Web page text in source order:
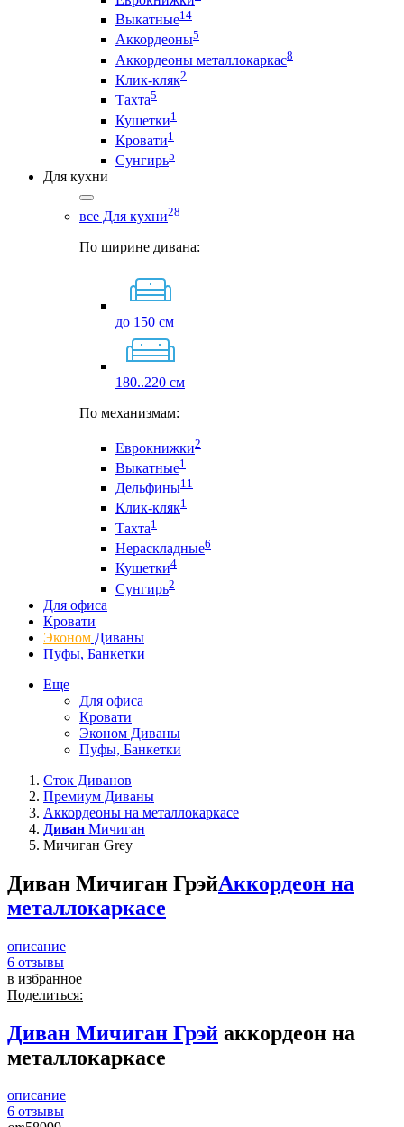
Выкатные14
Аккордеоны5
Аккордеоны металлокаркас8
Клик-кляк2
Тахта5
Кушетки1
Кровати1
Сунгирь5
Для кухни
все Для кухни28
По ширине дивана:
до 150 см
180..220 см
По механизмам:
Еврокнижки2
Выкатные1
Дельфины11
Клик-кляк1
Тахта1
Нераскладные6
Кушетки4
Сунгирь2
Для офиса
Кровати
Эконом Диваны
Пуфы, Банкетки
Еще
Для офиса
Кровати
Эконом Диваны
Пуфы, Банкетки
Сток Диванов
Премиум Диваны
Аккордеоны на металлокаркасе
Диван Мичиган
Мичиган Grey
Диван Мичиган ГрэйАккордеон на
металлокаркасе
описание
6 отзывы
в избранное
Поделиться:
Диван Мичиган Грэй аккордеон на
металлокаркасе
описание
6 отзывы